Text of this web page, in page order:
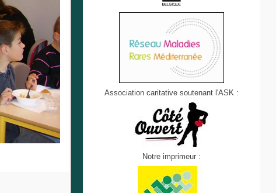
Association caritative soutenant l'ASK :
Notre imprimeur :